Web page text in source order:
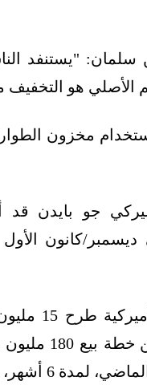
سلمان: "يستنفد
الأصلي هو
مخزون
جو بايدن
ديسمبر/كانون
وأعلنت
كانون
الغزو الروسي لأوكرانيا.